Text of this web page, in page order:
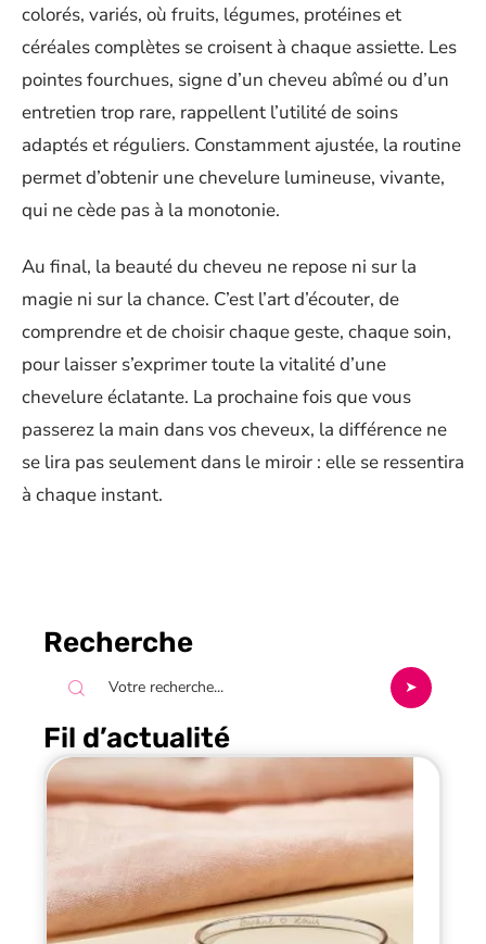
colorés, variés, où fruits, légumes, protéines et
céréales complètes se croisent à chaque assiette. Les
pointes fourchues, signe d’un cheveu abîmé ou d’un
entretien trop rare, rappellent l’utilité de soins
adaptés et réguliers. Constamment ajustée, la routine
permet d’obtenir une chevelure lumineuse, vivante,
qui ne cède pas à la monotonie.
Au final, la beauté du cheveu ne repose ni sur la
magie ni sur la chance. C’est l’art d’écouter, de
comprendre et de choisir chaque geste, chaque soin,
pour laisser s’exprimer toute la vitalité d’une
chevelure éclatante. La prochaine fois que vous
passerez la main dans vos cheveux, la différence ne
se lira pas seulement dans le miroir : elle se ressentira
à chaque instant.
Recherche
Fil d’actualité